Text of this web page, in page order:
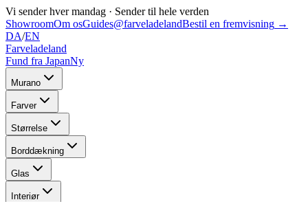
Vi sender hver mandag · Sender til hele verden
ShowroomOm osGuides@farveladelandBestil en fremvisning →
DA/EN
Farveladeland
Fund fra JapanNy
Murano
Farver
Størrelse
Borddækning
Glas
Interiør